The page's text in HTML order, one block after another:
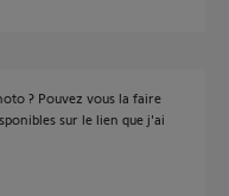
? Pouvez vous la faire
sur le lien que j'ai